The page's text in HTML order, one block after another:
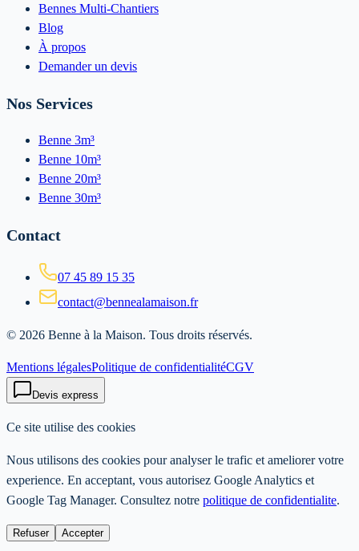
Bennes Multi-Chantiers
Blog
À propos
Demander un devis
Nos Services
Benne 3m³
Benne 10m³
Benne 20m³
Benne 30m³
Contact
07 45 89 15 35
contact@bennealamaison.fr
© 2026 Benne à la Maison. Tous droits réservés.
Mentions légalesPolitique de confidentialitéCGV
Devis express
Ce site utilise des cookies
Nous utilisons des cookies pour analyser le trafic et ameliorer votre
experience. En acceptant, vous autorisez Google Analytics et
Google Tag Manager. Consultez notre politique de confidentialite.
Refuser Accepter